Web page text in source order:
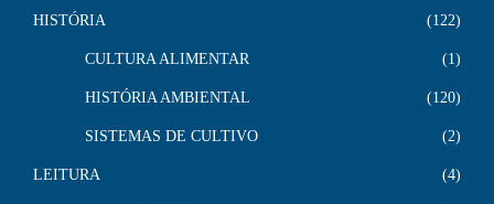
HISTÓRIA 122
CULTURA ALIMENTAR 1
HISTÓRIA AMBIENTAL 120
SISTEMAS DE CULTIVO 2
LEITURA 4